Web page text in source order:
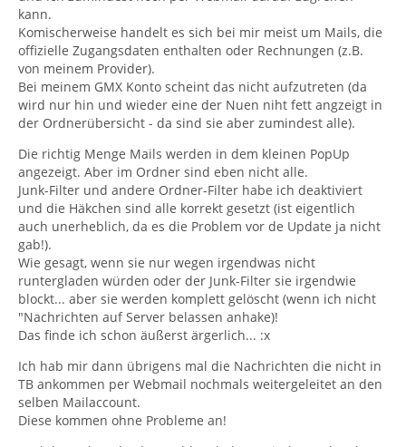
kann.
Komischerweise handelt es sich bei mir meist um Mails, die
offizielle Zugangsdaten enthalten oder Rechnungen (z.B.
von meinem Provider).
Bei meinem GMX Konto scheint das nicht aufzutreten (da
wird nur hin und wieder eine der Nuen niht fett angzeigt in
der Ordnerübersicht - da sind sie aber zumindest alle).
Die richtig Menge Mails werden in dem kleinen PopUp
angezeigt. Aber im Ordner sind eben nicht alle.
Junk-Filter und andere Ordner-Filter habe ich deaktiviert
und die Häkchen sind alle korrekt gesetzt (ist eigentlich
auch unerheblich, da es die Problem vor de Update ja nicht
gab!).
Wie gesagt, wenn sie nur wegen irgendwas nicht
runtergladen würden oder der Junk-Filter sie irgendwie
blockt... aber sie werden komplett gelöscht (wenn ich nicht
"Nachrichten auf Server belassen anhake)!
Das finde ich schon äußerst ärgerlich... :x
Ich hab mir dann übrigens mal die Nachrichten die nicht in
TB ankommen per Webmail nochmals weitergeleitet an den
selben Mailaccount.
Diese kommen ohne Probleme an!